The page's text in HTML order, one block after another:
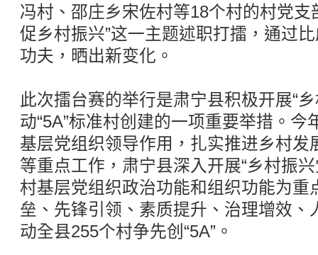
冯村、邵庄乡宋佐村等18个村的村党支
促乡村振兴”这一主题述职打擂，通过
功夫，晒出新变化。
此次擂台赛的举行是肃宁县积极开展“
动“5A”标准村创建的一项重要举措。
基层党组织领导作用，扎实推进乡村发
等重点工作，肃宁县深入开展“乡村振
村基层党组织政治功能和组织功能为重
垒、先锋引领、素质提升、治理增效、
动全县255个村争先创“5A”。